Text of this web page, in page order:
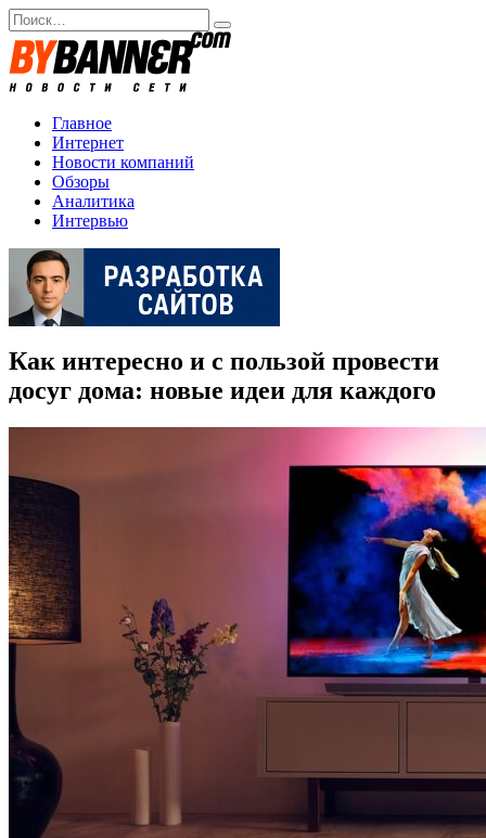
Перейти
к
содержанию
Search
for:
Главное
Интернет
Новости компаний
Обзоры
Аналитика
Интервью
Как интересно и с пользой провести
досуг дома: новые идеи для каждого